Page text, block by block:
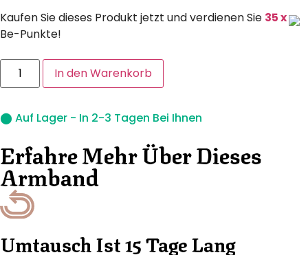
Kaufen Sie dieses Produkt jetzt und verdienen Sie 35 x
Be-Punkte!
In den Warenkorb
⬤ Auf Lager - In 2-3 Tagen Bei Ihnen
Erfahre Mehr Über Dieses
Armband
Umtausch Ist 15 Tage Lang